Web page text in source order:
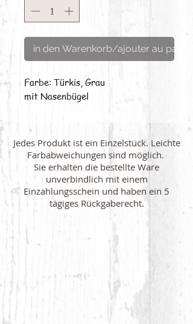
in den Warenkorb/ajouter au panier
Farbe: Türkis, Grau
mit Nasenbügel
Jedes Produkt ist ein Einzelstück. Leichte
Farbabweichungen sind möglich.
Sie erhalten die bestellte Ware
unverbindlich mit einem
Einzahlungsschein und haben ein 5
tägiges Rückgaberecht.